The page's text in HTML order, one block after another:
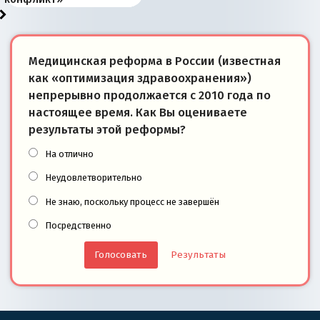
Медицинская реформа в России (известная
как «оптимизация здравоохранения»)
непрерывно продолжается с 2010 года по
настоящее время. Как Вы оцениваете
результаты этой реформы?
На отлично
Неудовлетворительно
Не знаю, поскольку процесс не завершён
Посредственно
Результаты